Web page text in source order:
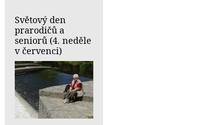
Světový den
prarodičů a
seniorů (4. neděle
v červenci)